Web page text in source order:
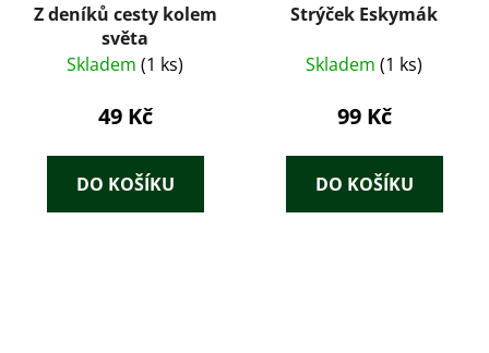
Z deníků cesty kolem
světa
Skladem (1 ks)
49 Kč
DO KOŠÍKU
Strýček Eskymák
Skladem (1 ks)
99 Kč
DO KOŠÍKU